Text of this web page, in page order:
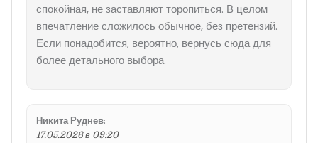
спокойная, не заставляют торопиться. В целом
впечатление сложилось обычное, без претензий.
Если понадобится, вероятно, вернусь сюда для
более детального выбора.
Никита Руднев:
17.05.2026 в 09:20